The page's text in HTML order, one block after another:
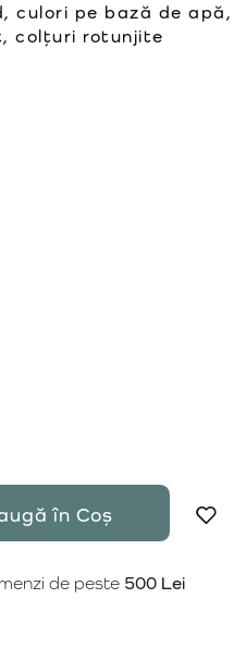
culori pe bază de apă,
colțuri rotunjite
în Coș
de peste 500 Lei